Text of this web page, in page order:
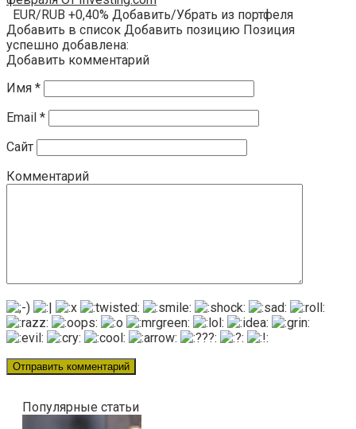
EUR/RUB +0,40% Добавить/Убрать из портфеля
Добавить в список Добавить позицию Позиция
успешно добавлена:
Добавить комментарий
Имя *
Email *
Сайт
Комментарий
Популярные статьи